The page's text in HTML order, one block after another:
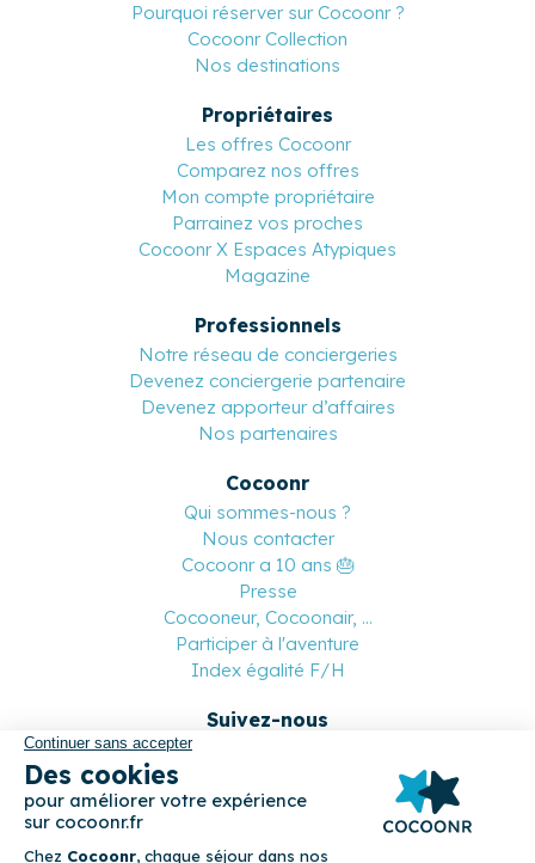
Pourquoi réserver sur Cocoonr ?
Cocoonr Collection
Nos destinations
Propriétaires
Les offres Cocoonr
Comparez nos offres
Mon compte propriétaire
Parrainez vos proches
Cocoonr X Espaces Atypiques
Magazine
Professionnels
Notre réseau de conciergeries
Devenez conciergerie partenaire
Devenez apporteur d’affaires
Nos partenaires
Cocoonr
Qui sommes-nous ?
Nous contacter
Cocoonr a 10 ans 🎂
Presse
Cocooneur, Cocoonair, ...
Participer à l'aventure
Index égalité F/H
Suivez-nous